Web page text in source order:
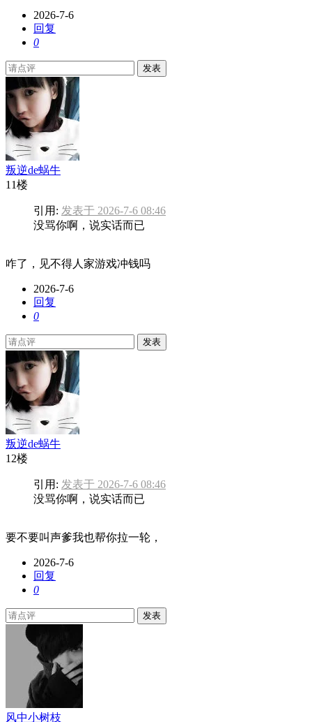
2026-7-6
回复
0
发表
叛逆de蜗牛
11楼
引用: 发表于 2026-7-6 08:46
没骂你啊，说实话而已
咋了，见不得人家游戏冲钱吗
2026-7-6
回复
0
发表
叛逆de蜗牛
12楼
引用: 发表于 2026-7-6 08:46
没骂你啊，说实话而已
要不要叫声爹我也帮你拉一轮，
2026-7-6
回复
0
发表
风中小树枝